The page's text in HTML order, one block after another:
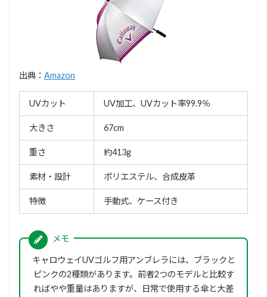
出典： Amazon
UVカット UV加工、UVカット率99.9％
大きさ 67cm
重さ 約413g
素材・設計 ポリエステル、合成皮革
特徴 手動式、ケース付き
キャロウェイUVゴルフ用アンブレラには、ブラックと
ピンクの2種類があります。前者2つのモデルと比較す
ればやや重量はありますが、日常で使用する傘と大差